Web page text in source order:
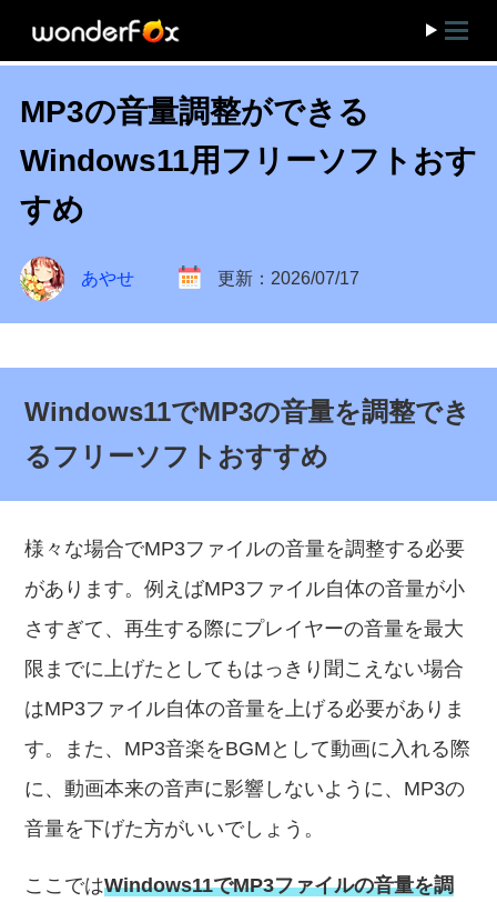
MP3の音量調整ができる
Windows11用フリーソフトおす
すめ
あやせ 更新：2026/07/17
Windows11でMP3の音量を調整でき
るフリーソフトおすすめ
様々な場合でMP3ファイルの音量を調整する必要
があります。例えばMP3ファイル自体の音量が小
さすぎて、再生する際にプレイヤーの音量を最大
限までに上げたとしてもはっきり聞こえない場合
はMP3ファイル自体の音量を上げる必要がありま
す。また、MP3音楽をBGMとして動画に入れる際
に、動画本来の音声に影響しないように、MP3の
音量を下げた方がいいでしょう。
ここではWindows11でMP3ファイルの音量を調